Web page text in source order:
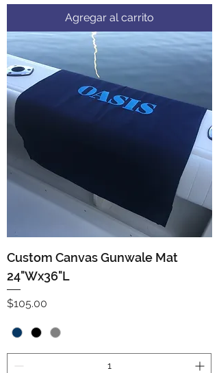
Agregar al carrito
Custom Canvas Gunwale Mat
24"Wx36"L
Precio
$105.00